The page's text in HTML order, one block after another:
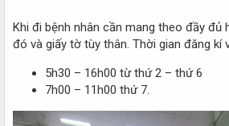
Khi đi bệnh nhân cần mang theo đầy đủ
đó và giấy tờ tùy thân. Thời gian đăng kí
5h30 – 16h00 từ thứ 2 – thứ 6
7h00 – 11h00 thứ 7.